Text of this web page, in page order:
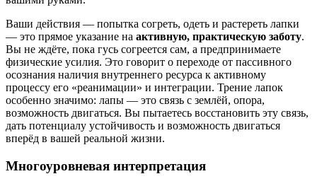
Ваши действия — попытка согреть, одеть и растереть лапки
— это прямое указание на активную, практическую заботу.
Вы не ждёте, пока гусь согреется сам, а предпринимаете
физические усилия. Это говорит о переходе от пассивного
осознания наличия внутреннего ресурса к активному
процессу его «реанимации» и интеграции. Трение лапок
особенно значимо: лапы — это связь с землёй, опора,
возможность двигаться. Вы пытаетесь восстановить эту связь,
дать потенциалу устойчивость и возможность двигаться
вперёд в вашей реальной жизни.
Многоуровневая интерпретация